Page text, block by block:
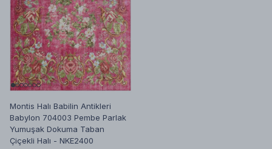
Montis Halı Babilin Antikleri
Babylon 704003 Pembe Parlak
Yumuşak Dokuma Taban
Çiçekli Halı - NKE2400